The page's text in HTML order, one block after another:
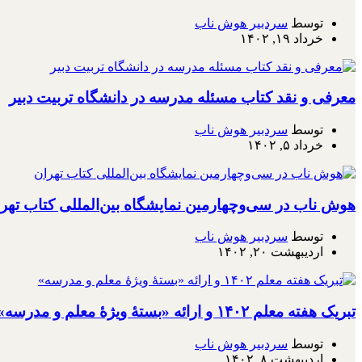
توسط سردبیر هوش ناب
خرداد ۱۹, ۱۴۰۲
معرفی و نقد کتاب مسئله مدرسه در دانشگاه تربیت دبیر
توسط سردبیر هوش ناب
خرداد ۵, ۱۴۰۲
هوش ناب در سی‌وچهارمین نمایشگاه بین‌المللی کتاب
توسط سردبیر هوش ناب
اردیبهشت ۲۰, ۱۴۰۲
تبریک هفته معلم ۱۴۰۲ و ارائه «بستۀ ویژۀ معلم و مدرسه»
توسط سردبیر هوش ناب
اردیبهشت ۸, ۱۴۰۲